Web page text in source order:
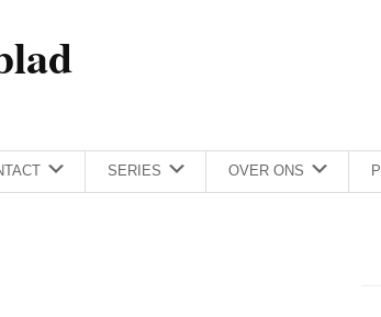
SERIES OVER ONS